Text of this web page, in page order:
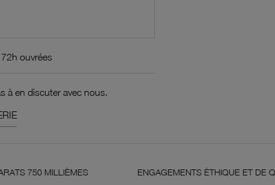
ouvrées
à en discuter avec nous.
ENGAGEMENTS ÉTHIQUE ET DE QUALITÉ